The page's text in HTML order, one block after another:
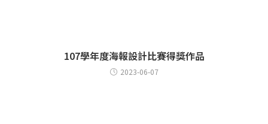
107學年度海報設計比賽得獎作品
2023-06-07